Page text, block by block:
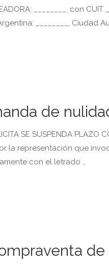
________, con
________, Ciudad
de
SE SUSPENDA PLAZO
la representación que
con el letrado …
de